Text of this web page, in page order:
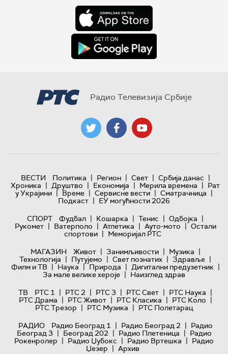
Радио Телевизија Србије
ВЕСТИ Политика | Регион | Свет | Србија данас |
Хроника | Друштво | Економија | Мерила времена | Рат
у Украјини | Време | Сервисне вести | Сматрачница |
Подкаст | ЕУ могућности 2026
СПОРТ
Фудбал | Кошарка | Тенис | Одбојка |
Рукомет | Ватерполо | Атлетика | Ауто-мото | Остали
спортови | Меморијал РТС
МАГАЗИН
Живот | Занимљивости | Музика |
Технологијa | Путујемо | Свет познатих | Здравље |
Филм и ТВ | Наука | Природа | Дигитални предузетник |
За мале велике хероје | Наизглед здрав
ТВ
РТС 1 | РТС 2 | РТС 3 | РТС Свет | РТС Наука |
РТС Драма | РТС Живот | РТС Класика | РТС Коло |
РТС Трезор | РТС Музика | РТС Полетарац
РАДИО
Радио Београд 1 | Радио Београд 2 | Радио
Београд 3 | Београд 202 | Радио Плетеница | Радио
Рокенролер | Радио Џубокс | Радио Вртешка | Радио
Џезер | Архив